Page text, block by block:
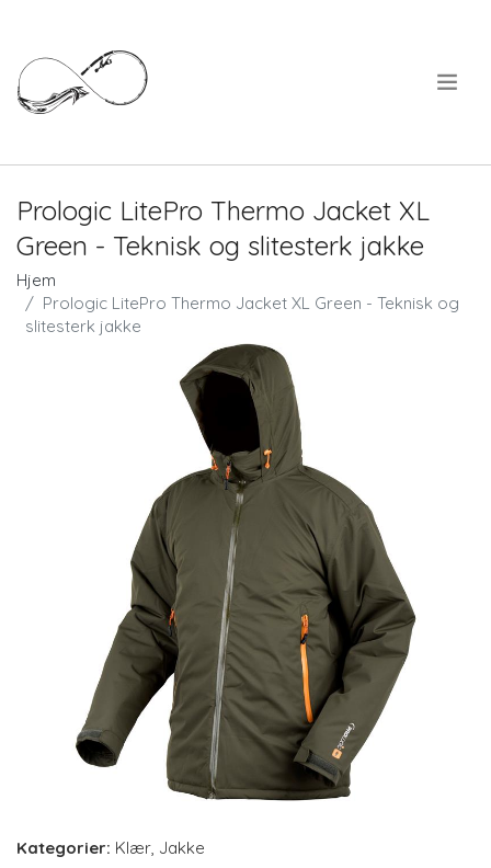
Prologic LitePro Thermo Jacket XL
Green - Teknisk og slitesterk jakke
Hjem
Prologic LitePro Thermo Jacket XL Green - Teknisk og
slitesterk jakke
Kategorier: Klær, Jakke